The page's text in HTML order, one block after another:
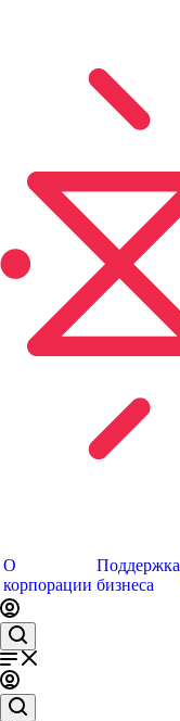
О
корпорации
Поддержка
бизнеса